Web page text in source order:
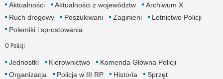
Aktualności Aktualności z województw
Archiwum X
Ruch drogowy
Poszukiwani Zaginieni
Lotnictwo Policji
Polemiki i sprostowania
O Policji
Jednostki Kierownictwo
Komenda Główna Policji
Organizacja
Policja w III RP Historia
Sprzęt